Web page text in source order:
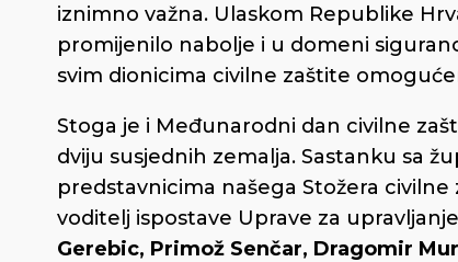
iznimno važna. Ulaskom Republike
promijenilo nabolje i u domeni
svim dionicima civilne zaštite
Stoga je i Međunarodni dan civilne
dviju susjednih zemalja. Sastanku sa
predstavnicima našega Stožera
voditelj ispostave Uprave za
Gerebic, Primož Senčar, Dragomir